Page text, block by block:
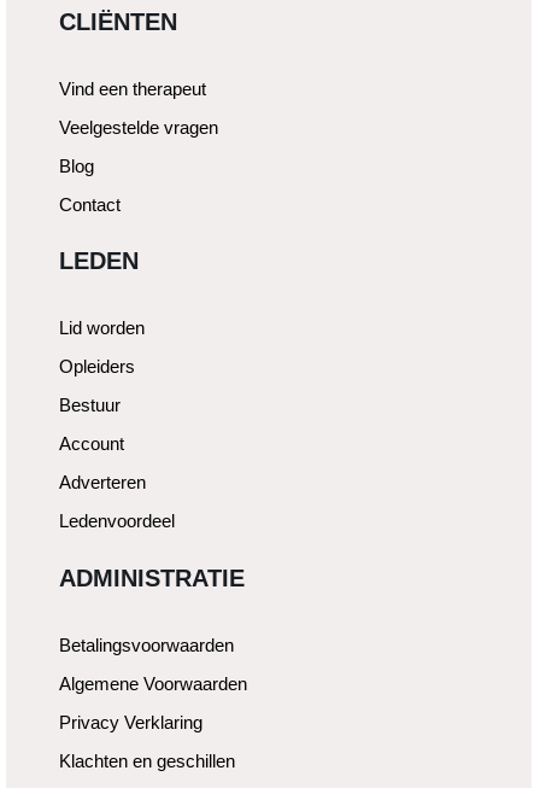
CLIËNTEN
Vind een therapeut
Veelgestelde vragen
Blog
Contact
LEDEN
Lid worden
Opleiders
Bestuur
Account
Adverteren
Ledenvoordeel
ADMINISTRATIE
Betalingsvoorwaarden
Algemene Voorwaarden
Privacy Verklaring
Klachten en geschillen